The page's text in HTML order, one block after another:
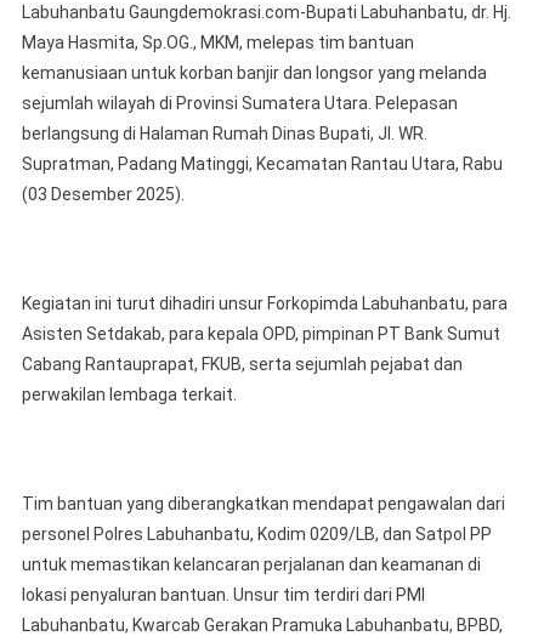
Labuhanbatu
Lepas
Tim
Bantuan
Untuk
Korban
Banjir
Sumatera
Utara
Labuhanbatu Gaungdemokrasi.com-Bupati Labuhanbatu, dr. Hj.
Maya Hasmita, Sp.OG., MKM, melepas tim bantuan
kemanusiaan untuk korban banjir dan longsor yang melanda
sejumlah wilayah di Provinsi Sumatera Utara. Pelepasan
berlangsung di Halaman Rumah Dinas Bupati, Jl. WR.
Supratman, Padang Matinggi, Kecamatan Rantau Utara, Rabu
(03 Desember 2025).
Kegiatan ini turut dihadiri unsur Forkopimda Labuhanbatu, para
Asisten Setdakab, para kepala OPD, pimpinan PT Bank Sumut
Cabang Rantauprapat, FKUB, serta sejumlah pejabat dan
perwakilan lembaga terkait.
Tim bantuan yang diberangkatkan mendapat pengawalan dari
personel Polres Labuhanbatu, Kodim 0209/LB, dan Satpol PP
untuk memastikan kelancaran perjalanan dan keamanan di
lokasi penyaluran bantuan. Unsur tim terdiri dari PMI
Labuhanbatu, Kwarcab Gerakan Pramuka Labuhanbatu, BPBD,